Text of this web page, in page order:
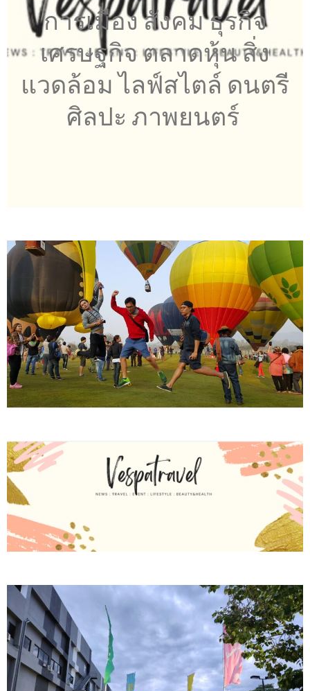
การเมือง สังคม ธุรกิจ
เศรษฐกิจ ตลาดหุ้น สิ่ง
แวดล้อม ไลฟ์สไตล์ ดนตรี
ศิลปะ ภาพยนตร์